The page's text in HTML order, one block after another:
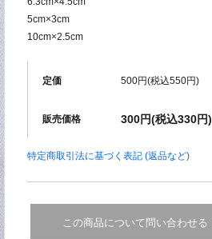
5cm×3cm
10cm×2.5cm
定価 500円(税込550円)
販売価格 300円(税込330円)
特定商取引法に基づく表記 (返品など)
この商品について問い合わせる